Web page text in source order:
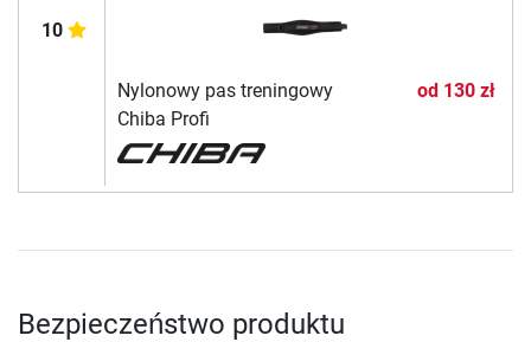
10
Nylonowy pas treningowy
Chiba Profi
od 130 zł
Bezpieczeństwo produktu